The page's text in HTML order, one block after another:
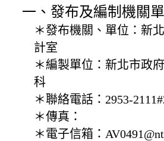
一、發布及編制機關
＊發布機關、單位： 新
計室
＊編製單位： 新北市政
科
＊聯絡電話： 2953-
＊傳真：
＊電子信箱：